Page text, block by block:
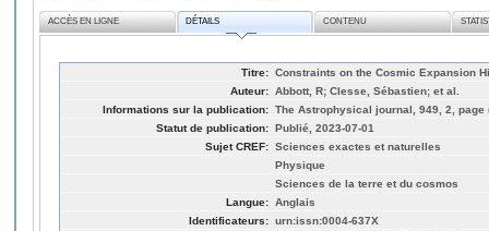
ACCÈS EN LIGNE DÉTAILS CONTENU
Titre: Constraints on the Cosmic Expansion
Auteur: Abbott, R; Clesse, Sébastien; et al.
Informations sur la publication: The Astrophysical journal, 949, 2, page
Statut de publication: Publié, 2023-07-01
Sujet CREF: Sciences exactes et naturelles
Physique
Sciences de la terre et du cosmos
Langue: Anglais
Identificateurs: urn:issn:0004-637X